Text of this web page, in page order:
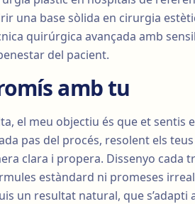
una base sòlida en cirurgia
quirúrgica avançada amb
del pacient.
amb tu
el meu objectiu és que et sentis
pas del procés, resolent els
clara i propera. Dissenyo cada
estàndard ni promeses
un resultat natural, que s’adapti